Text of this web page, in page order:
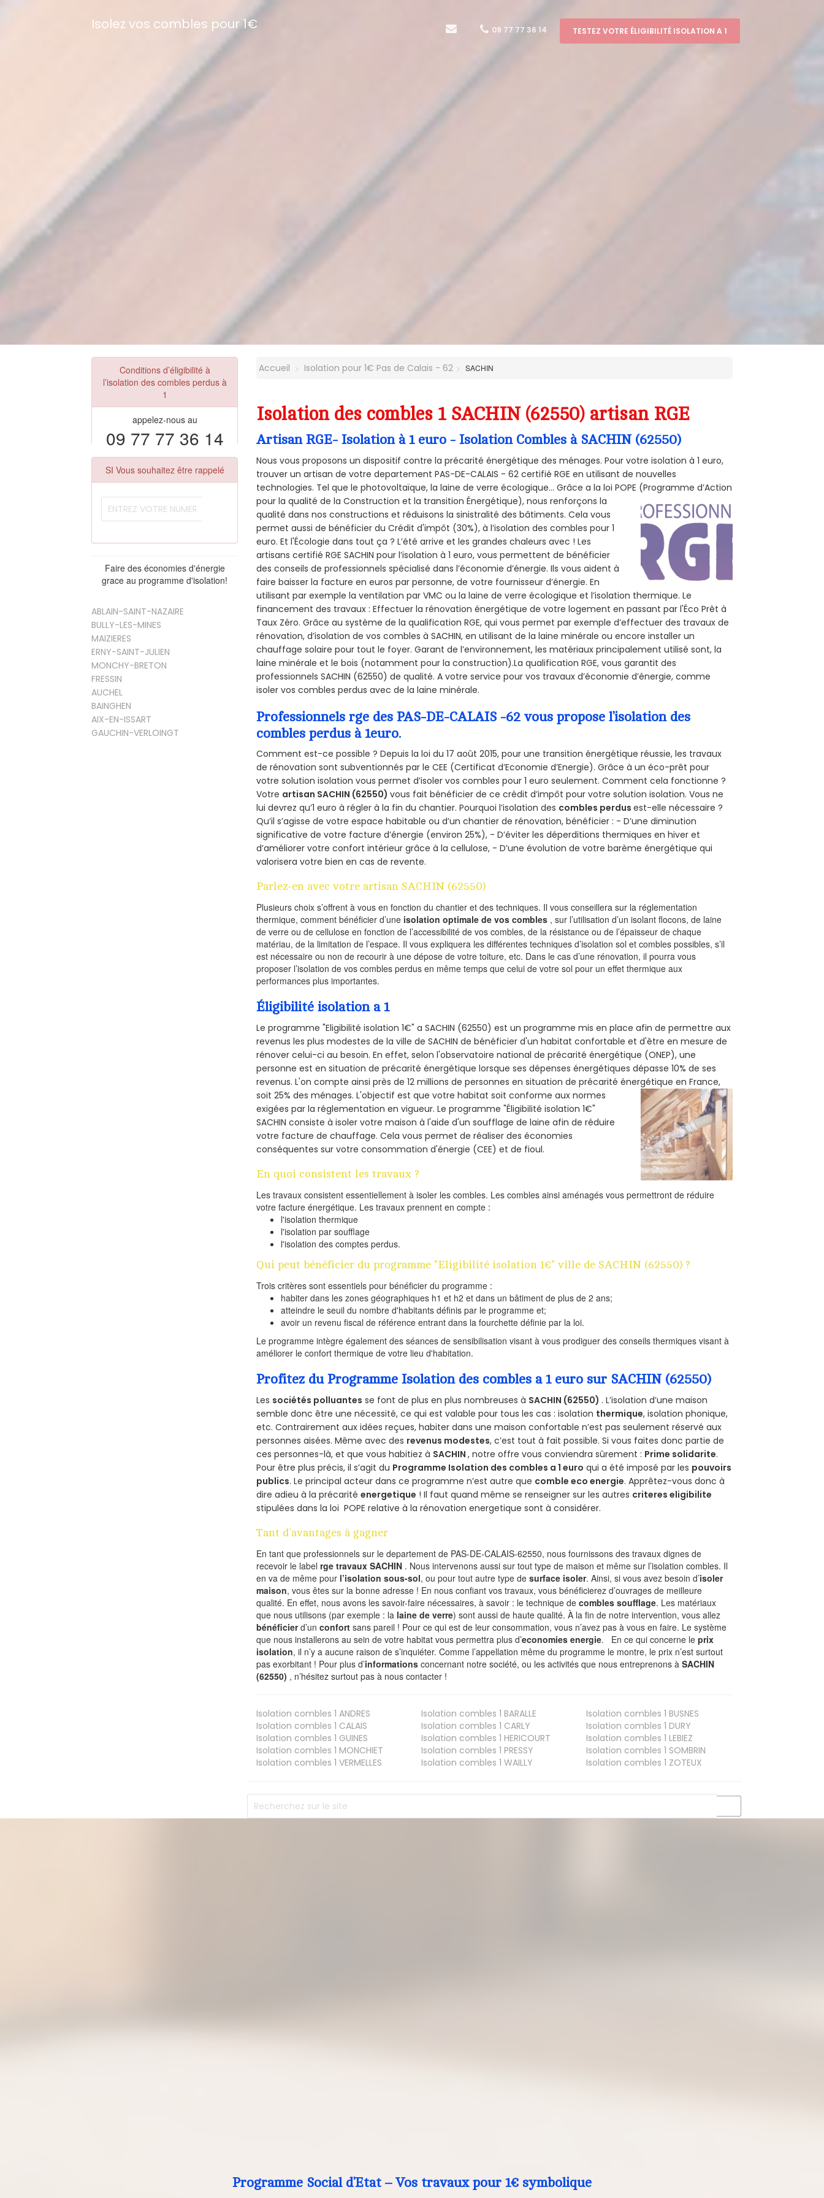
Isolez vos combles pour 1€ 09 77 77 36 14 TESTEZ VOTRE ÉLIGIBILITÉ ISOLATION A 1
Conditions d’éligibilité à
l’isolation des combles perdus à
1
appelez-nous au
09 77 77 36 14
SI Vous souhaitez être rappelé
Faire des économies d'énergie
grace au programme d'isolation!
ABLAIN-SAINT-NAZAIRE
BULLY-LES-MINES
MAIZIERES
ERNY-SAINT-JULIEN
MONCHY-BRETON
FRESSIN
AUCHEL
BAINGHEN
AIX-EN-ISSART
GAUCHIN-VERLOINGT
Accueil Isolation pour 1€ Pas de Calais - 62 SACHIN
Isolation des combles 1 SACHIN (62550) artisan RGE
Artisan RGE- Isolation à 1 euro - Isolation Combles à SACHIN (62550)
Nous vous proposons un dispositif contre la précarité énergétique des ménages. Pour votre isolation à 1 euro,
trouver un artisan de votre departement PAS-DE-CALAIS - 62 certifié RGE en utilisant de nouvelles
technologies. Tel que le photovoltaïque, la laine de verre écologique... Grâce a la loi POPE (Programme d’Action
pour la qualité de la Construction et la transition Énergétique), nous renforçons la
qualité dans nos constructions et réduisons la sinistralité des bâtiments. Cela vous
permet aussi de bénéficier du Crédit d'impôt (30%), à l’isolation des combles pour 1
euro. Et l'Écologie dans tout ça ? L’été arrive et les grandes chaleurs avec ! Les
artisans certifié RGE SACHIN pour l’isolation à 1 euro, vous permettent de bénéficier
des conseils de professionnels spécialisé dans l’économie d’énergie. Ils vous aident à
faire baisser la facture en euros par personne, de votre fournisseur d’énergie. En
utilisant par exemple la ventilation par VMC ou la laine de verre écologique et l’isolation thermique. Le
financement des travaux : Effectuer la rénovation énergétique de votre logement en passant par l'Éco Prêt à
Taux Zéro. Grâce au système de la qualification RGE, qui vous permet par exemple d’effectuer des travaux de
rénovation, d’isolation de vos combles à SACHIN, en utilisant de la laine minérale ou encore installer un
chauffage solaire pour tout le foyer. Garant de l’environnement, les matériaux principalement utilisé sont, la
laine minérale et le bois (notamment pour la construction).La qualification RGE, vous garantit des
professionnels SACHIN (62550) de qualité. A votre service pour vos travaux d’économie d’énergie, comme
isoler vos combles perdus avec de la laine minérale.
Professionnels rge des PAS-DE-CALAIS -62 vous propose l’isolation des
combles perdus à 1euro.
Comment est-ce possible ? Depuis la loi du 17 août 2015, pour une transition énergétique réussie, les travaux
de rénovation sont subventionnés par le CEE (Certificat d’Economie d’Energie). Grâce à un éco-prêt pour
votre solution isolation vous permet d’isoler vos combles pour 1 euro seulement. Comment cela fonctionne ?
Votre artisan SACHIN (62550)vous fait bénéficier de ce crédit d’impôt pour votre solution isolation. Vous ne
lui devrez qu’1 euro à régler à la fin du chantier. Pourquoi l’isolation des combles perdusest-elle nécessaire ?
Qu’il s’agisse de votre espace habitable ou d’un chantier de rénovation, bénéficier : - D’une diminution
significative de votre facture d’énergie (environ 25%), - D’éviter les déperditions thermiques en hiver et
d’améliorer votre confort intérieur grâce à la cellulose, - D’une évolution de votre barème énergétique qui
valorisera votre bien en cas de revente.
Parlez-en avec votre artisan SACHIN (62550)
Plusieurs choix s’offrent à vous en fonction du chantier et des techniques. Il vous conseillera sur la réglementation
thermique, comment bénéficier d’une isolation optimale de vos combles , sur l’utilisation d’un isolant flocons, de laine
de verre ou de cellulose en fonction de l’accessibilité de vos combles, de la résistance ou de l’épaisseur de chaque
matériau, de la limitation de l’espace. Il vous expliquera les différentes techniques d’isolation sol et combles possibles, s’il
est nécessaire ou non de recourir à une dépose de votre toiture, etc. Dans le cas d’une rénovation, il pourra vous
proposer l’isolation de vos combles perdus en même temps que celui de votre sol pour un effet thermique aux
performances plus importantes.
Éligibilité isolation a 1
Le programme "Eligibilité isolation 1€" a SACHIN (62550) est un programme mis en place afin de permettre aux
revenus les plus modestes de la ville de SACHIN de bénéficier d'un habitat confortable et d'être en mesure de
rénover celui-ci au besoin. En effet, selon l'observatoire national de précarité énergétique (ONEP), une
personne est en situation de précarité énergétique lorsque ses dépenses énergétiques dépasse 10% de ses
revenus. L'on compte ainsi près de 12 millions de personnes en situation de précarité énergétique en France,
soit 25% des ménages.L'objectif est que votre habitat soit conforme aux normes
exigées par la réglementation en vigueur. Le programme "Éligibilité isolation 1€"
SACHIN consiste à isoler votre maison à l'aide d'un soufflage de laine afin de réduire
votre facture de chauffage. Cela vous permet de réaliser des économies
conséquentes sur votre consommation d'énergie (CEE) et de fioul.
En quoi consistent les travaux ?
Les travaux consistent essentiellement à isoler les combles. Les combles ainsi aménagés vous permettront de réduire
votre facture énergétique. Les travaux prennent en compte :
l'isolation thermique
l'isolation par soufflage
l'isolation des comptes perdus.
Qui peut bénéficier du programme "Eligibilité isolation 1€" ville de SACHIN (62550) ?
Trois critères sont essentiels pour bénéficier du programme :
habiter dans les zones géographiques h1 et h2 et dans un bâtiment de plus de 2 ans;
atteindre le seuil du nombre d'habitants définis par le programme et;
avoir un revenu fiscal de référence entrant dans la fourchette définie par la loi.
Le programme intègre également des séances de sensibilisation visant à vous prodiguer des conseils thermiques visant à
améliorer le confort thermique de votre lieu d'habitation.
Profitez du Programme Isolation des combles a 1 euro sur SACHIN (62550)
Les sociétés polluantes se font de plus en plus nombreuses à SACHIN (62550) . L’isolation d’une maison
semble donc être une nécessité, ce qui est valable pour tous les cas : isolation thermique, isolation phonique,
etc. Contrairement aux idées reçues, habiter dans une maison confortable n’est pas seulement réservé aux
personnes aisées. Même avec des revenus modestes, c’est tout à fait possible. Si vous faites donc partie de
ces personnes-là, et que vous habitiez à SACHIN, notre offre vous conviendra sûrement : Prime solidarite.
Pour être plus précis, il s’agit du Programme Isolation des combles a 1 euro qui a été imposé par les pouvoirs
publics. Le principal acteur dans ce programme n’est autre que comble eco energie. Apprêtez-vous donc à
dire adieu à la précaritéenergetique ! Il faut quand même se renseigner sur les autres criteres eligibilite
stipulées dans la loi POPE relative à la rénovation energetique sont à considérer.
Tant d’avantages à gagner
En tant que professionnels sur le departement de PAS-DE-CALAIS-62550, nous fournissons des travaux dignes de
recevoir le labelrge travaux SACHIN . Nous intervenons aussi sur tout type de maison et même sur l’isolation combles. Il
en va de même pour l’isolation sous-sol, ou pour tout autre type desurface isoler. Ainsi, si vous avez besoin d’isoler
maison, vous êtes sur la bonne adresse ! En nous confiant vos travaux, vous bénéficierez d’ouvrages de meilleure
qualité. En effet, nous avons les savoir-faire nécessaires, à savoir : le technique decombles soufflage. Les matériaux
que nous utilisons (par exemple : la laine de verre) sont aussi de haute qualité. À la fin de notre intervention, vous allez
bénéficierd’unconfort sans pareil ! Pour ce qui est de leur consommation, vous n’avez pas à vous en faire. Le système
que nous installerons au sein de votre habitat vous permettra plus d’economies energie. En ce qui concerne leprix
isolation, il n’y a aucune raison de s’inquiéter. Comme l’appellation même du programme le montre, le prix n’est surtout
pas exorbitant ! Pour plus d’informations concernant notre société, ou les activités que nous entreprenons àSACHIN
(62550) , n’hésitez surtout pas à nous contacter !
Isolation combles 1 ANDRES Isolation combles 1 BARALLE Isolation combles 1 BUSNES
Isolation combles 1 CALAIS Isolation combles 1 CARLY Isolation combles 1 DURY
Isolation combles 1 GUINES Isolation combles 1 HERICOURT Isolation combles 1 LEBIEZ
Isolation combles 1 MONCHIET Isolation combles 1 PRESSY Isolation combles 1 SOMBRIN
Isolation combles 1 VERMELLES Isolation combles 1 WAILLY Isolation combles 1 ZOTEUX
Programme Social d’Etat – Vos travaux pour 1€ symbolique